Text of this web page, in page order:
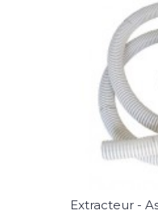
Extracteur -